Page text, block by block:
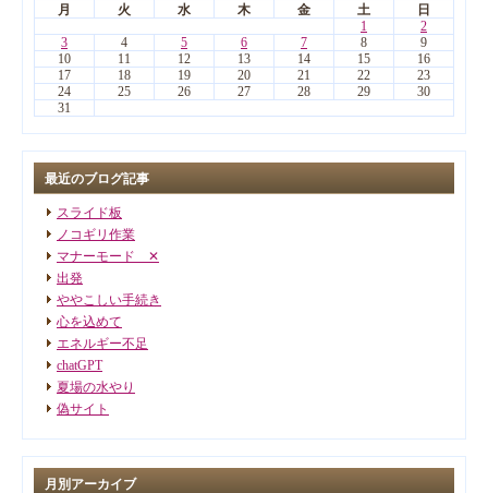
月
火 水 木 金 土
日
1
2
3
4 5 6 7 8
9
10
11 12 13 14 15
16
17
18 19 20 21 22
23
24
25 26 27 28 29
30
31
最近のブログ記事
スライド板
ノコギリ作業
マナーモード ✕
出発
ややこしい手続き
心を込めて
エネルギー不足
chatGPT
夏場の水やり
偽サイト
月別アーカイブ